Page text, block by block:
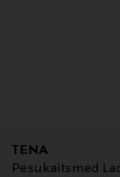
TENA
Pesukaitsmed